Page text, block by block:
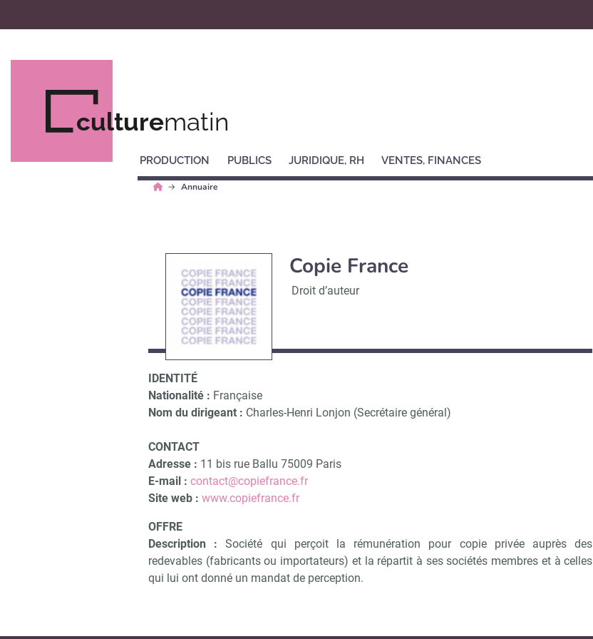
culturematin
PRODUCTION PUBLICS JURIDIQUE, RH VENTES, FINANCES
Annuaire
Copie France
Droit d’auteur
IDENTITÉ
Nationalité : Française
Nom du dirigeant : Charles-Henri Lonjon (Secrétaire général)
CONTACT
Adresse : 11 bis rue Ballu 75009 Paris
E-mail : contact@copiefrance.fr
Site web : www.copiefrance.fr
OFFRE
Description :Société qui perçoit la rémunération pour copie privée auprès des
redevables (fabricants ou importateurs) et la répartit à ses sociétés membres et à celles
qui lui ont donné un mandat de perception.